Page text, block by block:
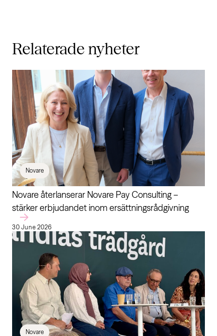
Relaterade nyheter
Novare
Novare återlanserar Novare Pay Consulting –
stärker erbjudandet inom ersättningsrådgivning
30 June 2026
Novare